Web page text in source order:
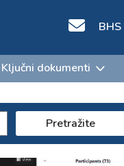
BHS
Ključni dokumenti
Pretražite